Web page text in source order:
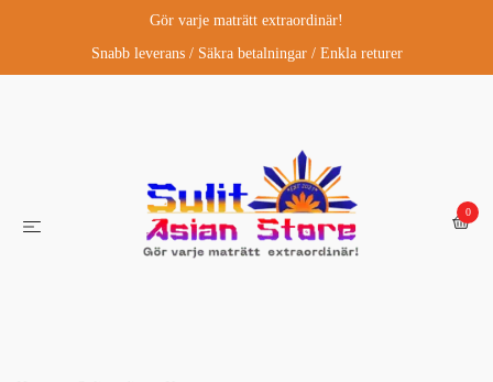
Gör varje maträtt extraordinär!
Snabb leverans / Säkra betalningar / Enkla returer
0